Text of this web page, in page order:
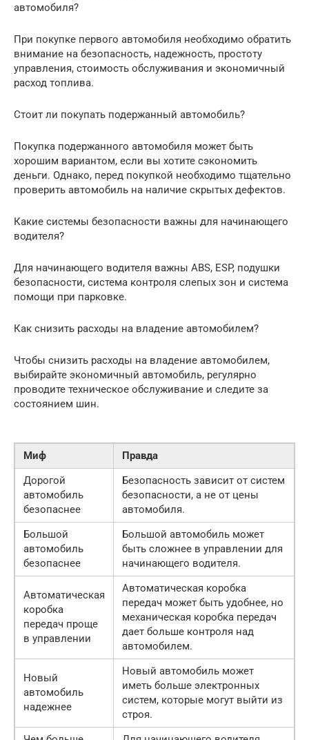
автомобиля?
При покупке первого автомобиля необходимо обратить
внимание на безопасность, надежность, простоту
управления, стоимость обслуживания и экономичный
расход топлива.
Стоит ли покупать подержанный автомобиль?
Покупка подержанного автомобиля может быть
хорошим вариантом, если вы хотите сэкономить
деньги. Однако, перед покупкой необходимо тщательно
проверить автомобиль на наличие скрытых дефектов.
Какие системы безопасности важны для начинающего
водителя?
Для начинающего водителя важны ABS, ESP, подушки
безопасности, система контроля слепых зон и система
помощи при парковке.
Как снизить расходы на владение автомобилем?
Чтобы снизить расходы на владение автомобилем,
выбирайте экономичный автомобиль, регулярно
проводите техническое обслуживание и следите за
состоянием шин.
Миф
Правда
Дорогой
автомобиль
безопаснее
Безопасность зависит от систем
безопасности, а не от цены
автомобиля.
Большой
автомобиль
безопаснее
Большой автомобиль может
быть сложнее в управлении для
начинающего водителя.
Автоматическая
коробка
передач проще
в управлении
Автоматическая коробка
передач может быть удобнее, но
механическая коробка передач
дает больше контроля над
автомобилем.
Новый
автомобиль
надежнее
Новый автомобиль может
иметь больше электронных
систем, которые могут выйти из
строя.